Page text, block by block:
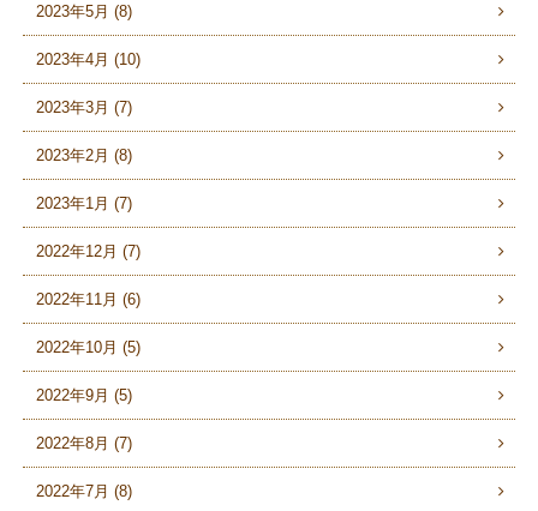
2023年5月 (8)
2023年4月 (10)
2023年3月 (7)
2023年2月 (8)
2023年1月 (7)
2022年12月 (7)
2022年11月 (6)
2022年10月 (5)
2022年9月 (5)
2022年8月 (7)
2022年7月 (8)